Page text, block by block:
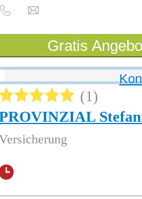
Gratis
1